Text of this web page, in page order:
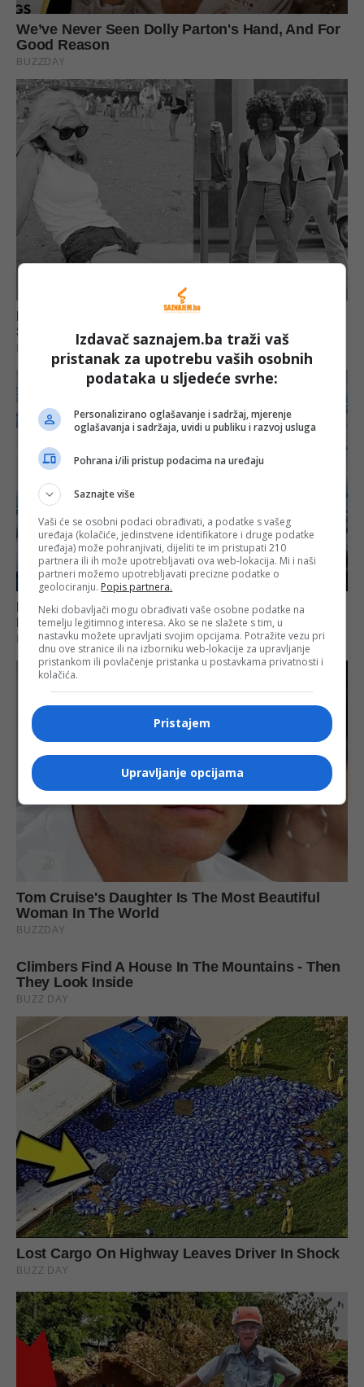
Izdavač saznajem.ba traži vaš
pristanak za upotrebu vaših osobnih
podataka u sljedeće svrhe:
Personalizirano oglašavanje i sadržaj, mjerenje
oglašavanja i sadržaja, uvidi u publiku i razvoj usluga
Pohrana i/ili pristup podacima na uređaju
Saznajte više
Vaši će se osobni podaci obrađivati, a podatke s vašeg
uređaja (kolačiće, jedinstvene identifikatore i druge podatke
uređaja) može pohranjivati, dijeliti te im pristupati 210
partnera ili ih može upotrebljavati ova web-lokacija. Mi i naši
partneri možemo upotrebljavati precizne podatke o
geolociranju. Popis partnera.
Neki dobavljači mogu obrađivati vaše osobne podatke na
temelju legitimnog interesa. Ako se ne slažete s tim, u
nastavku možete upravljati svojim opcijama. Potražite vezu pri
dnu ove stranice ili na izborniku web-lokacije za upravljanje
pristankom ili povlačenje pristanka u postavkama privatnosti i
kolačića.
Pristajem
Upravljanje opcijama